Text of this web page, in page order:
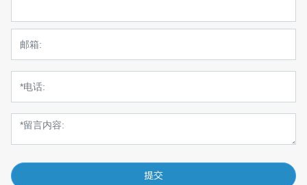
提交